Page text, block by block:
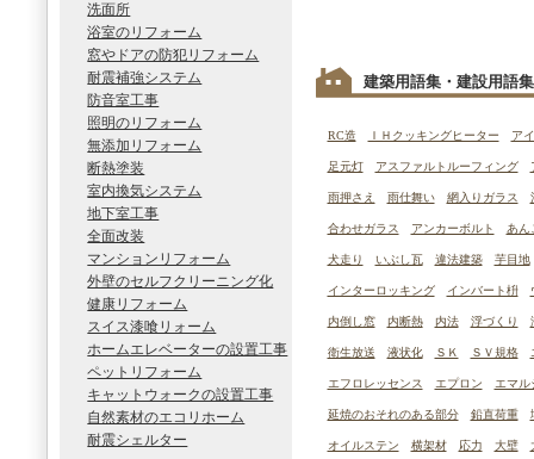
洗面所
浴室のリフォーム
窓やドアの防犯リフォーム
耐震補強システム
防音室工事
照明のリフォーム
無添加リフォーム
断熱塗装
室内換気システム
地下室工事
全面改装
マンションリフォーム
外壁のセルフクリーニング化
健康リフォーム
スイス漆喰リォーム
ホームエレベーターの設置工事
ペットリフォーム
キャットウォークの設置工事
自然素材のエコリホーム
耐震シェルター
建築用語集・建設用語
RC造 ＩＨクッキングヒーター ア
足元灯 アスファルトルーフィング
雨押さえ 雨仕舞い 網入りガラス
合わせガラス アンカーボルト あん
犬走り いぶし瓦 違法建築 芋目地
インターロッキング インバート枡
内倒し窓 内断熱 内法 浮づくり
衛生放送 液状化 ＳＫ ＳＶ規格
エフロレッセンス エプロン エマル
延焼のおそれのある部分 鉛直荷重
オイルステン 横架材 応力 大壁